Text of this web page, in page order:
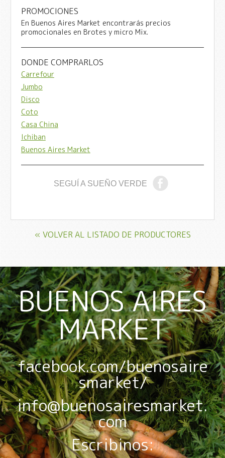
PROMOCIONES
En Buenos Aires Market encontrarás precios
promocionales en Brotes y micro Mix.
DONDE COMPRARLOS
Carrefour
Jumbo
Disco
Coto
Casa China
Ichiban
Buenos Aires Market
SEGUÍ A SUEÑO VERDE
« VOLVER AL LISTADO DE PRODUCTORES
BUENOS AIRES
MARKET
facebook.com/buenosaire
smarket/
info@buenosairesmarket.
com
Escribinos: